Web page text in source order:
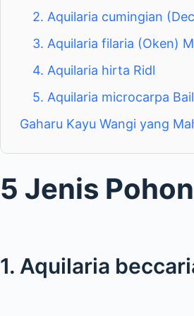
2. Aquilaria cumingian
3. Aquilaria filaria (Oken)
4. Aquilaria hirta Ridl
5. Aquilaria microcarpa
Gaharu Kayu Wangi yang
5 Jenis
1. Aquilaria